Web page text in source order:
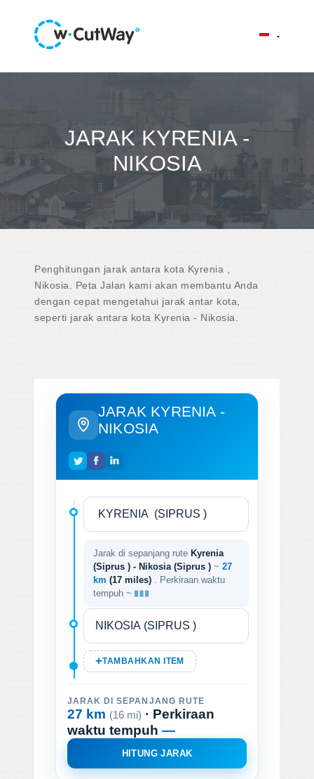
JARAK KYRENIA -
NIKOSIA
Penghitungan jarak antara kota Kyrenia ,
Nikosia. Peta Jalan kami akan membantu Anda
dengan cepat mengetahui jarak antar kota,
seperti jarak antara kota Kyrenia - Nikosia.
JARAK KYRENIA -
NIKOSIA
Jarak di sepanjang rute Kyrenia
(Siprus ) - Nikosia (Siprus ) ~ 27
km (17 miles)
. Perkiraan waktu
tempuh ~
TAMBAHKAN ITEM
JARAK DI SEPANJANG RUTE
27 km (16 mi) · Perkiraan
waktu tempuh —
HITUNG JARAK